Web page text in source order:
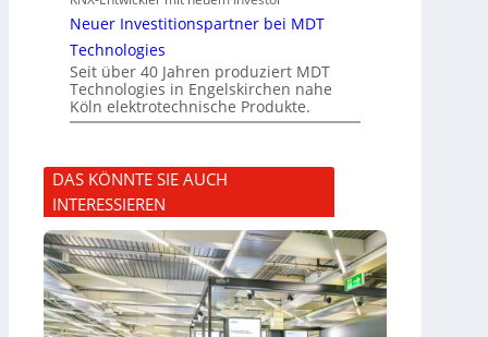
Neuer Investitionspartner bei MDT
Technologies
Seit über 40 Jahren produziert MDT
Technologies in Engelskirchen nahe
Köln elektrotechnische Produkte.
DAS KÖNNTE SIE AUCH
INTERESSIEREN